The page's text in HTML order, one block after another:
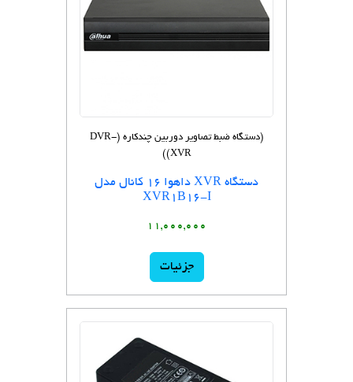
(دستگاه ضبط تصاویر دوربین چندکاره (DVR-
XVR))
دستگاه XVR داهوا 16 کانال مدل
XVR1B16-I
11,000,000
جزئیات